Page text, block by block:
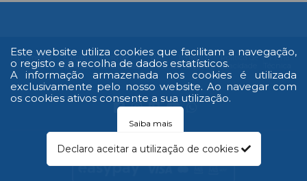
Este website utiliza cookies que facilitam a navegação,
o registo e a recolha de dados estatísticos.
A informação armazenada nos cookies é utilizada
exclusivamente pelo nosso website. Ao navegar com
os cookies ativos consente a sua utilização.
Saiba mais
Declaro aceitar a utilização de cookies
Multimédia
Edição
Impressa
Livro de
reclamações
RAL
Termos e
Condições
Política de
Privacidade
Ficha
© 2026 Todos os direitos reservados